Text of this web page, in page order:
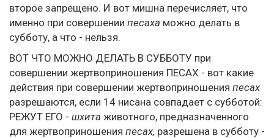
второе запрещено. И вот мишна перечисляет, что
именно при совершении песаха можно делать в
субботу, а что - нельзя.
ВОТ ЧТО МОЖНО ДЕЛАТЬ В СУББОТУ при
совершении жертвоприношения ПЕСАХ - вот какие
действия при совершении жертвоприношения песах
разрешаются, если 14 нисана совпадает с субботой:
РЕЖУТ ЕГО - шхита животного, предназначенного
для жертвоприношения песах, разрешена в субботу -